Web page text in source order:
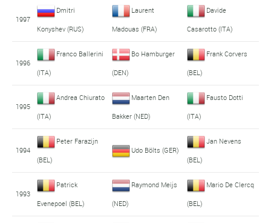
1997
Dmitri
Konyshev (RUS)
Laurent
Madouas (FRA)
Davide
Casarotto (ITA)
1996
Franco Ballerini
(ITA)
Bo Hamburger
(DEN)
Frank Corvers
(BEL)
1995
Andrea Chiurato
(ITA)
Maarten Den
Bakker (NED)
Fausto Dotti
(ITA)
1994
Peter Farazijn
(BEL)
Udo Bölts (GER)
Jan Nevens
(BEL)
1993
Patrick
Evenepoel (BEL)
Raymond Meijs
(NED)
Mario De Clercq
(BEL)